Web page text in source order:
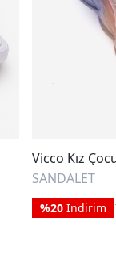
Vicco Kız
SANDALET
%20 İndirim